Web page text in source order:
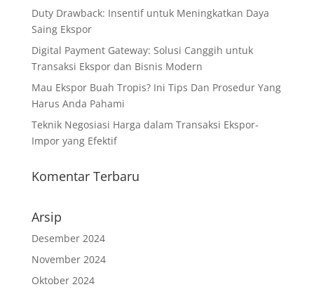
Duty Drawback: Insentif untuk Meningkatkan Daya
Saing Ekspor
Digital Payment Gateway: Solusi Canggih untuk
Transaksi Ekspor dan Bisnis Modern
Mau Ekspor Buah Tropis? Ini Tips Dan Prosedur Yang
Harus Anda Pahami
Teknik Negosiasi Harga dalam Transaksi Ekspor-
Impor yang Efektif
Komentar Terbaru
Arsip
Desember 2024
November 2024
Oktober 2024